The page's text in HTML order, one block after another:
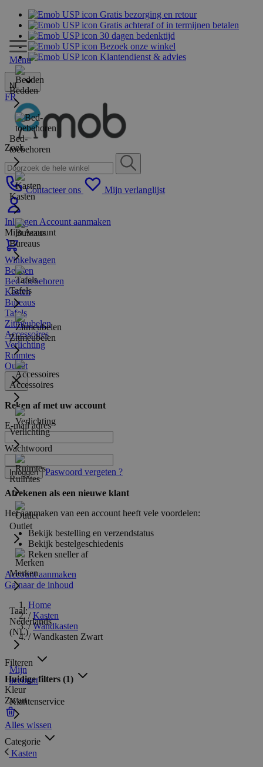
Gratis bezorging en retour
Gratis achteraf of in termijnen betalen
30 dagen bedenktijd
Bezoek onze winkel
Klantendienst & advies
NL
FR
Zoek
Contacteer ons Mijn verlanglijst
Inloggen Account aanmaken
Mijn Account
Winkelwagen
Menu
Bedden
Bed-
toebehoren
Kasten
Bureaus
Tafels
Zitmeubelen
Accessoires
Verlichting
Ruimtes
Outlet
Merken
Taal:
Nederlands
(NL)
Mijn
account
Klantenservice
Bedden
Bed-toebehoren
Kasten
Bureaus
Tafels
Zitmeubelen
Accessoires
Verlichting
Ruimtes
Outlet
Reken af met uw account
E-mail adres
Wachtwoord
Inloggen Paswoord vergeten ?
Afrekenen als een nieuwe klant
Het aanmaken van een account heeft vele voordelen:
Bekijk bestelling en verzendstatus
Bekijk bestelgeschiedenis
Reken sneller af
Account aanmaken
Ga naar de inhoud
Home
/ Kasten
/ Wandkasten
/ Wandkasten Zwart
Filteren
Huidige filters (1)
Kleur
Zwart
Alles wissen
Categorie
Kasten